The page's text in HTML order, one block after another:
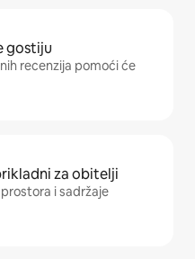
gostiju
recenzija pomoći će
za obitelji
i sadržaje